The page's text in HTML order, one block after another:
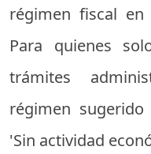
régimen fiscal
Para quienes
trámites
régimen
'Sin actividad